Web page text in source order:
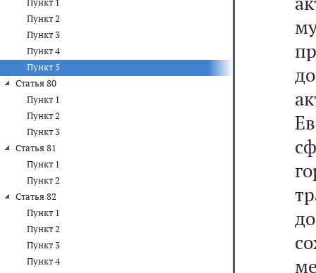
Пункт 1
Пункт 2
Пункт 3
Пункт 4
Пункт 5
Статья 80
Пункт 1
Пункт 2
Пункт 3
Статья 81
Пункт 1
Пункт 2
Статья 82
Пункт 1
Пункт 2
Пункт 3
Пункт 4